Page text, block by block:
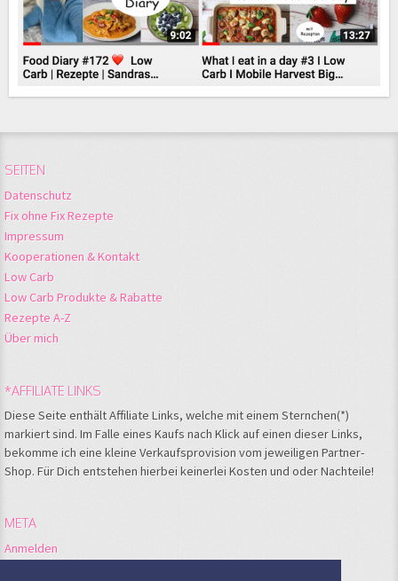
SEITEN
Datenschutz
Fix ohne Fix Rezepte
Impressum
Kooperationen & Kontakt
Low Carb
Low Carb Produkte & Rabatte
Rezepte A-Z
Über mich
*AFFILIATE LINKS
Diese Seite enthält Affiliate Links, welche mit einem Sternchen(*)
markiert sind. Im Falle eines Kaufs nach Klick auf einen dieser Links,
bekomme ich eine kleine Verkaufsprovision vom jeweiligen Partner-
Shop. Für Dich entstehen hierbei keinerlei Kosten und oder Nachteile!
META
Anmelden